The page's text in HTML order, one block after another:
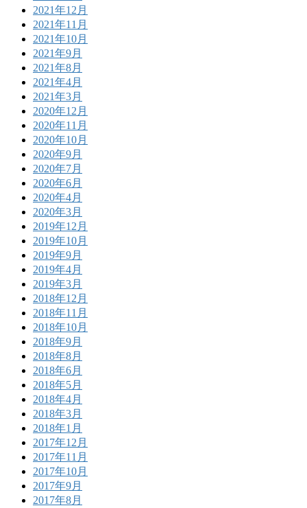
2021年12月
2021年11月
2021年10月
2021年9月
2021年8月
2021年4月
2021年3月
2020年12月
2020年11月
2020年10月
2020年9月
2020年7月
2020年6月
2020年4月
2020年3月
2019年12月
2019年10月
2019年9月
2019年4月
2019年3月
2018年12月
2018年11月
2018年10月
2018年9月
2018年8月
2018年6月
2018年5月
2018年4月
2018年3月
2018年1月
2017年12月
2017年11月
2017年10月
2017年9月
2017年8月